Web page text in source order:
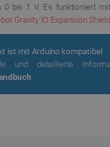
0 bis 1 V. Es funktioniert
Gravity IO Expansion Shield
ist mit Arduino kompatibel
und detaillierte
.